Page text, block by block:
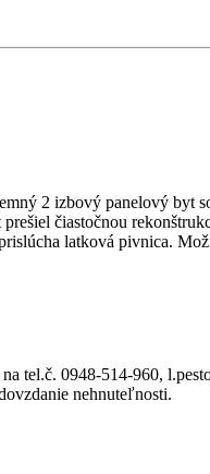
2 izbový panelový byt
čiastočnou
latková pivnica.
tel.č. 0948-514-960,
nehnuteľnosti.